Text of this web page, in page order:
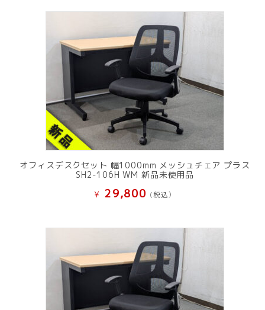
オフィスデスクセット 幅1000mm メッシュチェア プラス
SH2-106H WM 新品未使用品
¥ 29,800 (税込）